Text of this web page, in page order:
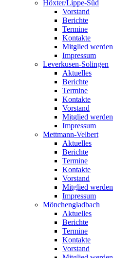
Höxter/Lippe-Süd
Vorstand
Berichte
Termine
Kontakte
Mitglied werden
Impressum
Leverkusen-Solingen
Aktuelles
Berichte
Termine
Kontakte
Vorstand
Mitglied werden
Impressum
Mettmann-Velbert
Aktuelles
Berichte
Termine
Kontakte
Vorstand
Mitglied werden
Impressum
Mönchengladbach
Aktuelles
Berichte
Termine
Kontakte
Vorstand